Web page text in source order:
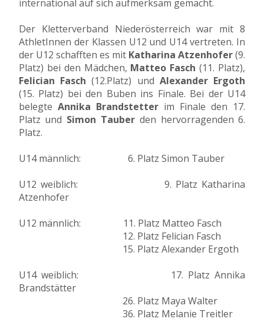
international auf sich aufmerksam gemacht.
Der Kletterverband Niederösterreich war mit 8
AthletInnen der Klassen U12 und U14 vertreten. In
der U12 schafften es mit Katharina Atzenhofer(9.
Platz) bei den Mädchen, Matteo Fasch (11. Platz),
Felician Fasch (12.Platz) und Alexander Ergoth
(15. Platz) bei den Buben ins Finale. Bei der U14
belegte Annika Brandstetterim Finale den 17.
Platz und Simon Tauber den hervorragenden 6.
Platz.
U14 männlich: 6. Platz Simon Tauber
U12 weiblich: 9. Platz Katharina
Atzenhofer
U12 männlich: 11. Platz Matteo Fasch
12. Platz Felician Fasch
15. Platz Alexander Ergoth
U14 weiblich: 17. Platz Annika
Brandstätter
26. Platz Maya Walter
36. Platz Melanie Treitler